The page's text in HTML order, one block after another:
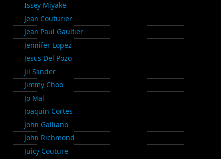
Issey Miyake
Jean Couturier
Jean Paul Gaultier
Jennifer Lopez
Jesus Del Pozo
Jil Sander
Jimmy Choo
Jo Mal
Joaquin Cortes
John Galliano
John Richmond
Juicy Couture